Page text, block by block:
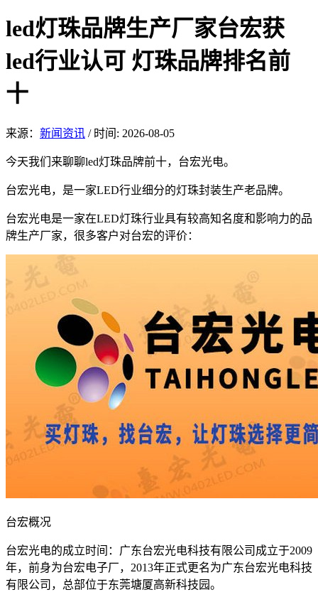
led灯珠品牌生产厂家台宏获
led行业认可 灯珠品牌排名前
十
来源： 新闻资讯 / 时间: 2026-08-05
今天我们来聊聊led灯珠品牌前十，台宏光电。
台宏光电，是一家LED行业细分的灯珠封装生产老品牌。
台宏光电是一家在LED灯珠行业具有较高知名度和影响力的品
牌生产厂家，很多客户对台宏的评价：
台宏概况
台宏光电的成立时间：广东台宏光电科技有限公司成立于2009
年，前身为台宏电子厂，2013年正式更名为广东台宏光电科技
有限公司，总部位于东莞塘厦高新科技园。